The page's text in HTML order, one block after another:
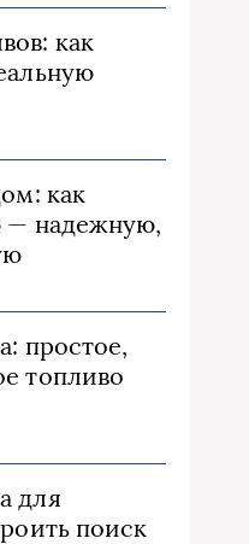
как
как
— надежную,
простое,
топливо
для
поиск